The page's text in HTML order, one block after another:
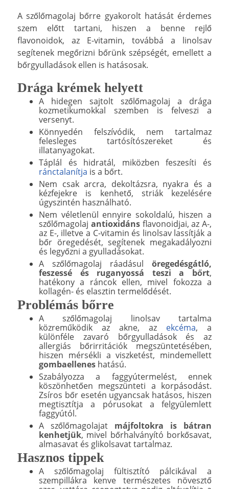
A szőlőmagolaj bőrre gyakorolt hatását érdemes
szem előtt tartani, hiszen a benne rejlő
flavonoidok, az E-vitamin, továbbá a linolsav
segítenek megőrizni bőrünk szépségét, emellett a
bőrgyulladások ellen is hatásosak.
Drága krémek helyett
A hidegen sajtolt szőlőmagolaj a drága
kozmetikumokkal szemben is felveszi a
versenyt.
Könnyedén felszívódik, nem tartalmaz
felesleges tartósítószereket és
illatanyagokat.
Táplál és hidratál, miközben feszesíti és
ránctalanítja is a bőrt.
Nem csak arcra, dekoltázsra, nyakra és a
kézfejekre is kenhető, striák kezelésére
úgyszintén használható.
Nem véletlenül ennyire sokoldalú, hiszen a
szőlőmagolaj antioxidánsflavonoidjai, az A-,
az E-, illetve a C-vitamin és linolsav lassítják a
bőr öregedését, segítenek megakadályozni
és legyőzni a gyulladásokat.
A szőlőmagolaj ráadásul öregedésgátló,
feszessé és ruganyossá teszi a bőrt,
hatékony a ráncok ellen, mivel fokozza a
kollagén- és elasztin termelődését.
Problémás bőrre
A szőlőmagolaj linolsav tartalma
közreműködik az akne, az ekcéma, a
különféle zavaró bőrgyulladások és az
allergiás bőrirritációk megszüntetésében,
hiszen mérsékli a viszketést, mindemellett
gombaellenes hatású.
Szabályozza a faggyútermelést, ennek
köszönhetően megszünteti a korpásodást.
Zsíros bőr esetén ugyancsak hatásos, hiszen
megtisztítja a pórusokat a felgyülemlett
faggyútól.
A szőlőmagolajat májfoltokra is bátran
kenhetjük, mivel bőrhalványító borkősavat,
almasavat és glikolsavat tartalmaz.
Hasznos tippek
A szőlőmagolaj fültisztító pálcikával a
szempillákra kenve természetes növesztő